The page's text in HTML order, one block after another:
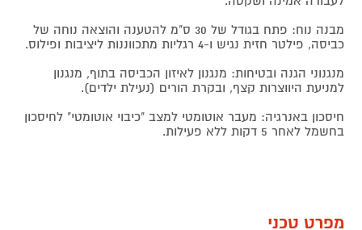
מבנה נוח: פתח בגודל של 30 ס"מ להטענה והוצאה נוחה של
כביסה, פילטר חזית נגיש ו-4 רגליות מתכווננות ליציבות ופילוס.
מנגנוני הגנה ובטיחות: מנגנון לאיזון הכביסה בתוף, מנגנון
למניעת היווצרות קצף, ובקרת הורים (נעילת ילדים).
חיסכון באנרגיה: מעבר אוטומטי למצב "כיבוי אוטומטי" לחיסכון
בחשמל לאחר 5 דקות ללא פעילות.
מפרט טכני